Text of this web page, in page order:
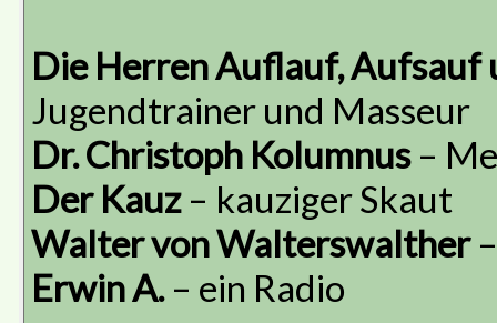
Die Herren Auflauf, Aufsauf
Jugendtrainer und Masseur
Dr. Christoph Kolumnus–
Der Kauz– kauziger Skaut
Walter von Walterswalther
Erwin A.– ein Radio